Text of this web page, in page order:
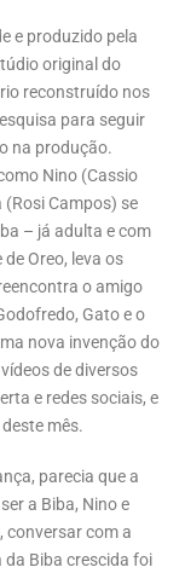
e produzido pela
original do
reconstruído nos
para seguir
na produção.
Nino (Cassio
Campos) se
– já adulta e com
Oreo, leva os
o amigo
Gato e o
nova invenção do
de diversos
e redes sociais, e
mês.
parecia que a
a Biba, Nino e
conversar com a
da Biba crescida foi